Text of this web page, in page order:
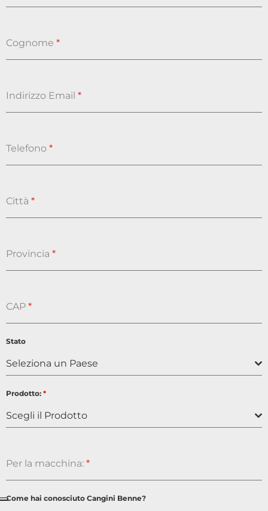
Cognome *
Indirizzo Email *
Telefono *
Città *
Provincia *
CAP *
Stato
Seleziona un Paese
Prodotto: *
Scegli il Prodotto
Per la macchina: *
Come hai conosciuto Cangini Benne?